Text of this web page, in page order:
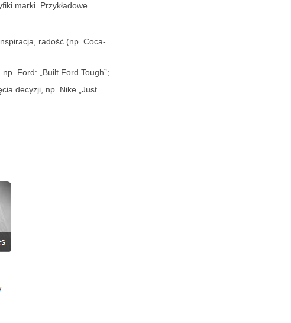
marki. Przykładowe
radość (np. Coca-
Ford: „Built Ford Tough”;
decyzji, np. Nike „Just